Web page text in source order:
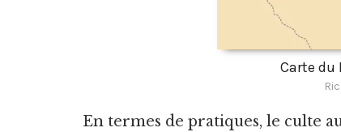
Carte du
En termes de pratiques, le culte